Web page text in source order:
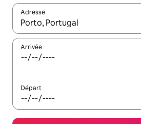
Adresse
Lorsque les résultats s'affichent,
Arrivée
Départ